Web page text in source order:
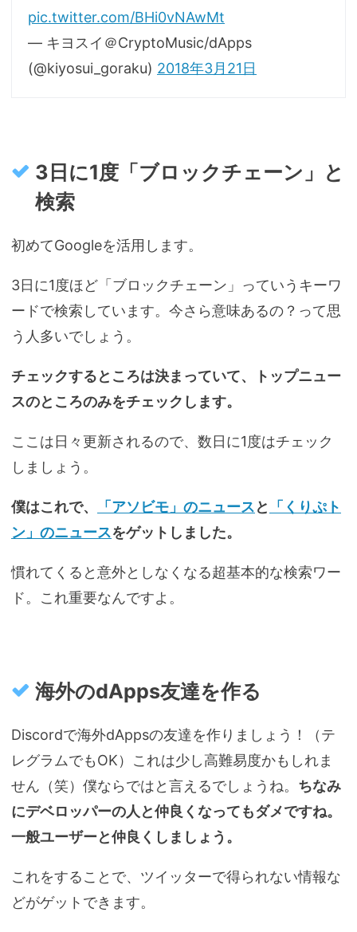
pic.twitter.com/BHi0vNAwMt
— キヨスイ＠CryptoMusic/dApps
(@kiyosui_goraku) 2018年3月21日
3日に1度「ブロックチェーン」と
検索
初めてGoogleを活用します。
3日に1度ほど「ブロックチェーン」っていうキーワ
ードで検索しています。今さら意味あるの？って思
う人多いでしょう。
チェックするところは決まっていて、トップニュー
スのところのみをチェックします。
ここは日々更新されるので、数日に1度はチェック
しましょう。
僕はこれで、 「アソビモ」のニュースと
「くりぷト
ン」のニュースをゲットしました。
慣れてくると意外としなくなる超基本的な検索ワー
ド。これ重要なんですよ。
海外のdApps友達を作る
Discordで海外dAppsの友達を作りましょう！（テ
レグラムでもOK）これは少し高難易度かもしれま
せん（笑）僕ならではと言えるでしょうね。 ちなみ
にデベロッパーの人と仲良くなってもダメですね。
一般ユーザーと仲良くしましょう。
これをすることで、ツイッターで得られない情報な
どがゲットできます。